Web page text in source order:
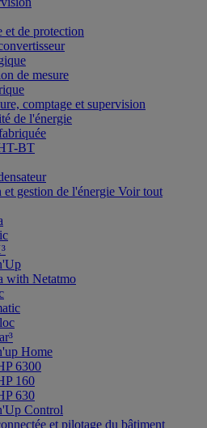
et de protection
de mesure
comptage et supervision
de l'énergie
BT
gestion de l'énergie Voir tout
with Netatmo
Home
6300
160
630
Control
et pilotage du bâtiment